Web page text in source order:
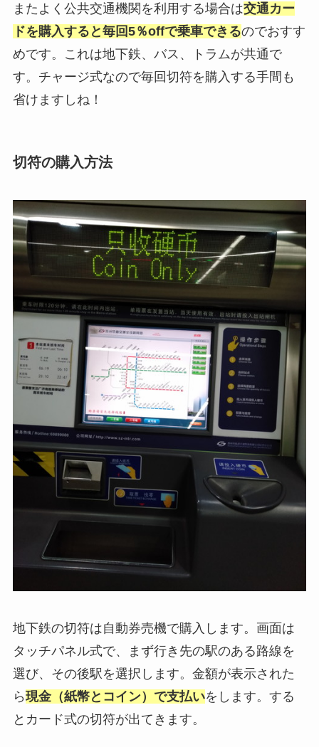
またよく公共交通機関を利用する場合は交通カー
ドを購入すると毎回5％offで乗車できるのでおすす
めです。これは地下鉄、バス、トラムが共通で
す。チャージ式なので毎回切符を購入する手間も
省けますしね！
切符の購入方法
地下鉄の切符は自動券売機で購入します。画面は
タッチパネル式で、まず行き先の駅のある路線を
選び、その後駅を選択します。金額が表示された
ら現金（紙幣とコイン）で支払いをします。する
とカード式の切符が出てきます。